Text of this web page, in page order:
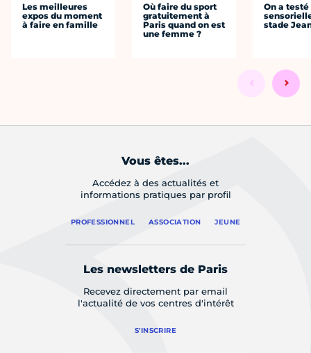
Les meilleures
expos du moment
à faire en famille
Où faire du sport
gratuitement à
Paris quand on est
une femme ?
On a
stade
Vous êtes...
Accédez à des actualités et
informations pratiques par profil
PROFESSIONNEL ASSOCIATION JEUNE
Les newsletters de Paris
Recevez directement par email
l'actualité de vos centres d'intérêt
S'INSCRIRE